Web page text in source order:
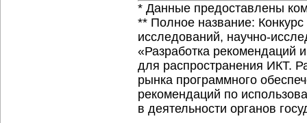
* Данные предоставлены
** Полное название:
исследований, научно-
«Разработка рекомендаций
для распространения ИКТ.
рынка программного
рекомендаций по
в деятельности органов